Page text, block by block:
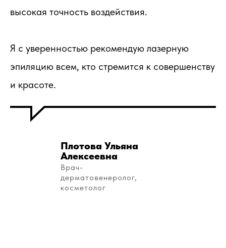
высокая точность воздействия.
Я с уверенностью рекомендую лазерную
эпиляцию всем, кто стремится к совершенству
и красоте.
Плотова Ульяна
Алексеевна
Врач-
дерматовенеролог,
косметолог